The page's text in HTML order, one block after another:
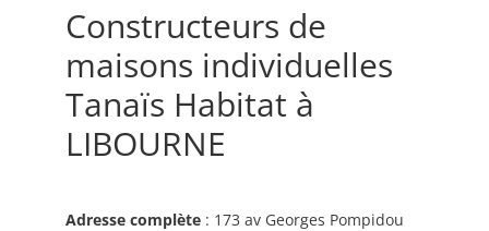
Constructeurs de
maisons individuelles
Tanaïs Habitat à
LIBOURNE
Adresse complète: 173 av Georges Pompidou